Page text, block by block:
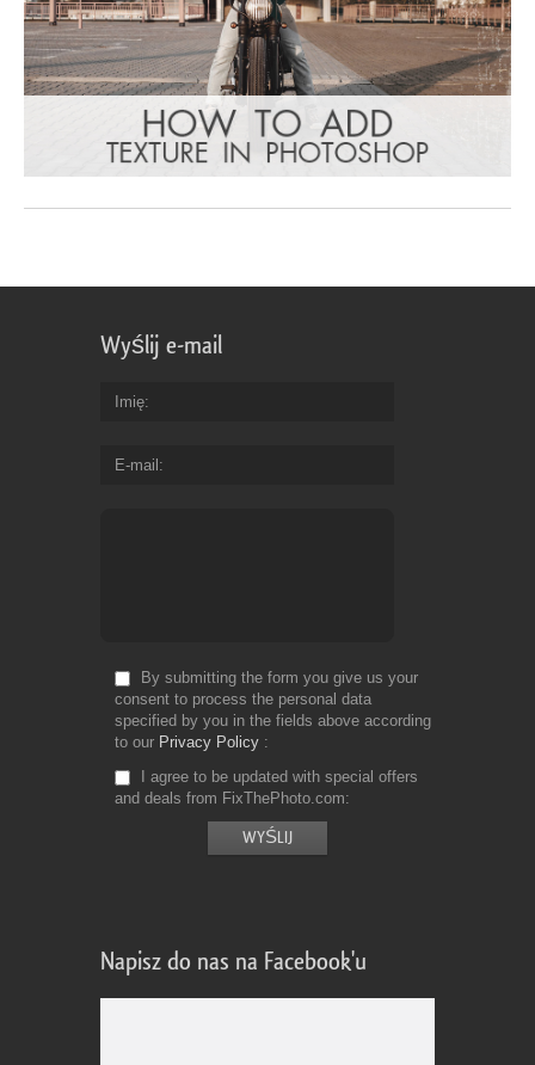
Wyślij e-mail
Imię
E-mail
By submitting the form you give us your
consent to process the personal data
specified by you in the fields above according
to our Privacy Policy
I agree to be updated with special offers
and deals from FixThePhoto.com
Napisz do nas na Facebook'u